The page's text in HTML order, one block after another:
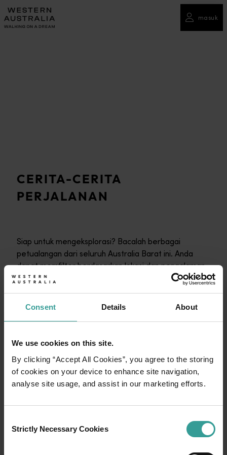
Consent Details About
We use cookies on this site.
By clicking “Accept All Cookies”, you agree to the storing
of cookies on your device to enhance site navigation,
analyse site usage, and assist in our marketing efforts.
Selection
Strictly Necessary Cookies
masuk
CERITA-CERITA
PERJALANAN
Siap untuk mengeksplorasi? Bacalah berbagai
petualangan dari seluruh Australia Barat ini. Anda
dapat memfilter berdasarkan lokasi dan pengalaman
untuk menemukan cerita yang ditulis oleh wisatawan
Barat, dan menghormati Tetua masa lalu dan
masa kini. Kami memuliakan keragaman suku